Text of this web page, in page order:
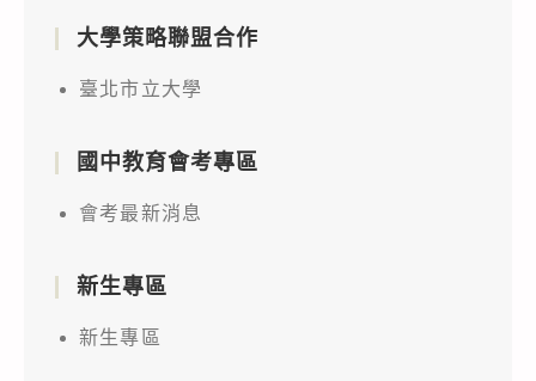
大學策略聯盟合作
臺北市立大學
國中教育會考專區
會考最新消息
新生專區
新生專區